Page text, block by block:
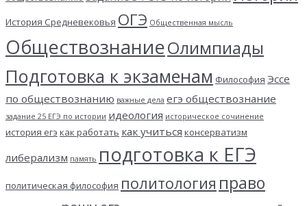
История Средневековья ОГЭ Общественная мысль
ОбществознаниеОлимпиады
Подготовка к экзаменам Философия Эссе
по обществознанию важные дела егэ обществознание
задание 25 ЕГЭ по истории идеология историческое сочинение
история егэ как работать как учиться консерватизм
либерализм память подготовка к ЕГЭ
политическая философия политология право